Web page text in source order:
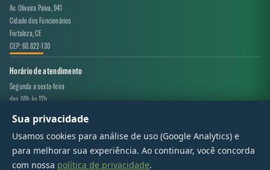
Av. Oliveira Paiva, 941
Cidade dos Funcionários
Fortaleza, CE
CEP: 60.822-130
Horário de atendimento
Segunda a sexta-feira
das 08h às 17h
Canal de atendimento
projeto.avaliacao@funcap.ce.gov.br
Sua privacidade
Usamos cookies para análise de uso (Google Analytics) e
para melhorar sua experiência. Ao continuar, você concorda
com nossa política de privacidade.